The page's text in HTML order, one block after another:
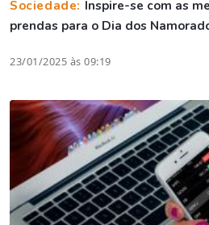
Sociedade: Inspire-se com as
prendas para o Dia dos
23/01/2025 às 09:19